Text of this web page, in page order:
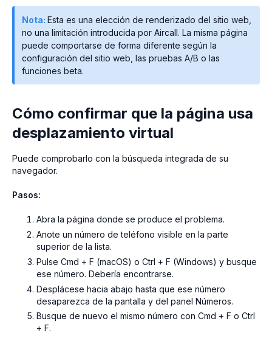
Nota: Esta es una elección de renderizado del sitio web,
no una limitación introducida por Aircall. La misma página
puede comportarse de forma diferente según la
configuración del sitio web, las pruebas A/B o las
funciones beta.
Cómo confirmar que la página usa
desplazamiento virtual
Puede comprobarlo con la búsqueda integrada de su
navegador.
Pasos:
Abra la página donde se produce el problema.
Anote un número de teléfono visible en la parte
superior de la lista.
Pulse Cmd + F (macOS) o Ctrl + F (Windows) y busque
ese número. Debería encontrarse.
Desplácese hacia abajo hasta que ese número
desaparezca de la pantalla y del panel Números.
Busque de nuevo el mismo número con Cmd + F o Ctrl
+ F.